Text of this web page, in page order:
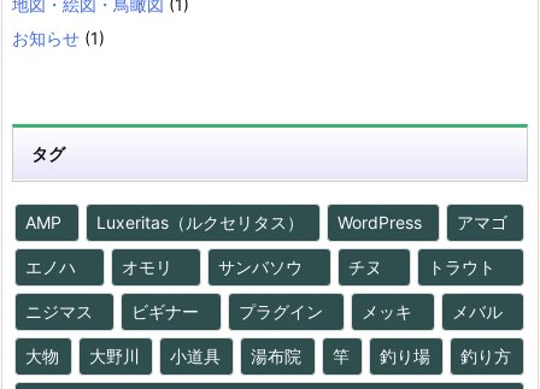
地図・絵図・鳥瞰図 (1)
お知らせ (1)
タグ
AMP Luxeritas（ルクセリタス） WordPress アマゴ
エノハ オモリ サンバソウ チヌ トラウト
ニジマス ビギナー プラグイン メッキ メバル
大物 大野川 小道具 湯布院 竿 釣り場 釣り方